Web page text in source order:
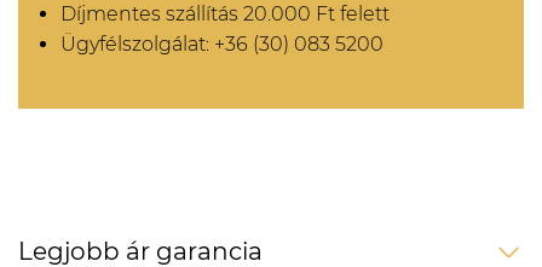
Díjmentes szállítás 20.000 Ft felett
Ügyfélszolgálat: +36 (30) 083 5200
Legjobb ár garancia